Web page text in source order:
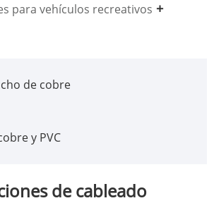
para vehículos recreativos
de cobre
y PVC
de cableado